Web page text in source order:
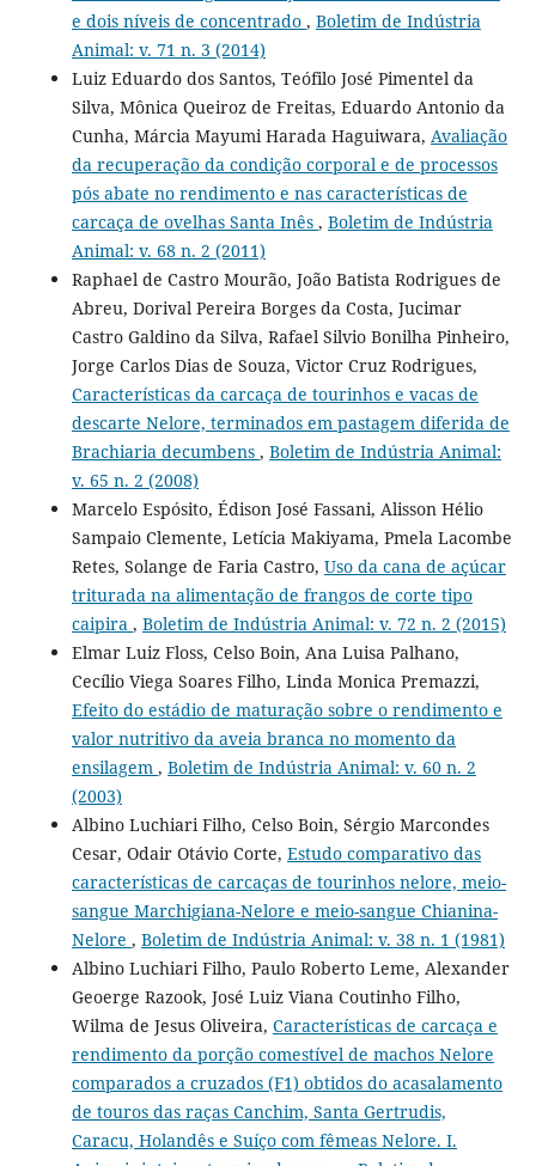
e dois níveis de concentrado , Boletim de Indústria
Animal: v. 71 n. 3 (2014)
Luiz Eduardo dos Santos, Teófilo José Pimentel da
Silva, Mônica Queiroz de Freitas, Eduardo Antonio da
Cunha, Márcia Mayumi Harada Haguiwara, Avaliação
da recuperação da condição corporal e de processos
pós abate no rendimento e nas características de
carcaça de ovelhas Santa Inês , Boletim de Indústria
Animal: v. 68 n. 2 (2011)
Raphael de Castro Mourão, João Batista Rodrigues de
Abreu, Dorival Pereira Borges da Costa, Jucimar
Castro Galdino da Silva, Rafael Silvio Bonilha Pinheiro,
Jorge Carlos Dias de Souza, Victor Cruz Rodrigues,
Características da carcaça de tourinhos e vacas de
descarte Nelore, terminados em pastagem diferida de
Brachiaria decumbens , Boletim de Indústria Animal:
v. 65 n. 2 (2008)
Marcelo Espósito, Édison José Fassani, Alisson Hélio
Sampaio Clemente, Letícia Makiyama, Pmela Lacombe
Retes, Solange de Faria Castro, Uso da cana de açúcar
triturada na alimentação de frangos de corte tipo
caipira , Boletim de Indústria Animal: v. 72 n. 2 (2015)
Elmar Luiz Floss, Celso Boin, Ana Luisa Palhano,
Cecílio Viega Soares Filho, Linda Monica Premazzi,
Efeito do estádio de maturação sobre o rendimento e
valor nutritivo da aveia branca no momento da
ensilagem , Boletim de Indústria Animal: v. 60 n. 2
(2003)
Albino Luchiari Filho, Celso Boin, Sérgio Marcondes
Cesar, Odair Otávio Corte, Estudo comparativo das
características de carcaças de tourinhos nelore, meio-
sangue Marchigiana-Nelore e meio-sangue Chianina-
Nelore , Boletim de Indústria Animal: v. 38 n. 1 (1981)
Albino Luchiari Filho, Paulo Roberto Leme, Alexander
Geoerge Razook, José Luiz Viana Coutinho Filho,
Wilma de Jesus Oliveira, Características de carcaça e
rendimento da porção comestível de machos Nelore
comparados a cruzados (F1) obtidos do acasalamento
de touros das raças Canchim, Santa Gertrudis,
Caracu, Holandês e Suíço com fêmeas Nelore. I.